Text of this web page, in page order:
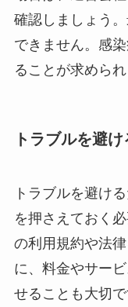
確認しましょう
できません。感
ることが求められ
トラブルを避
トラブルを避け
を押さえておく
の利用規約や法
に、料金やサー
せることも大切